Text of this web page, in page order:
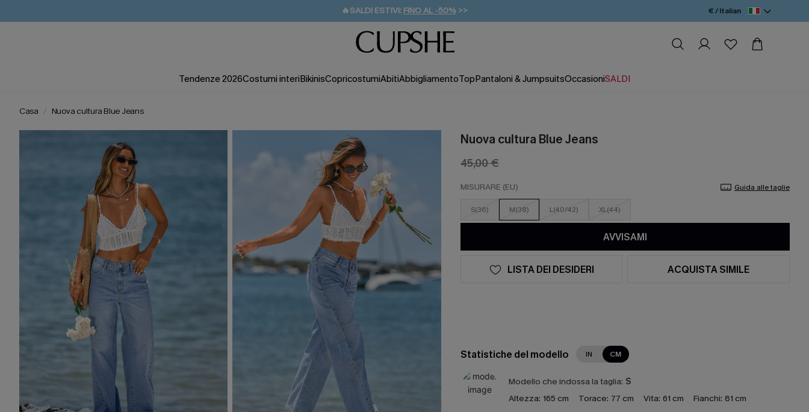
🔥SALDI ESTIVI: FINO AL -50% >>
🚚SPEDIZIONE GRATUITA DA 49€
💌REGALO PER I NUOVI: 20% DI SCONTO*
€ / Italian
Tendenze 2026Costumi interiBikinisCopricostumiAbitiAbbigliamentoTopPantaloni & JumpsuitsOccasioniSALDI
Casa Nuova cultura Blue Jeans
Nuova cultura Blue Jeans
45,00 €
MISURARE (EU) Guida alle taglie
S(36) M(38) L(40/42) XL(44)
AVVISAMI
LISTA DEI DESIDERI ACQUISTA SIMILE
Statistiche del modello IN CM
Modello che indossa la taglia: S
Altezza: 165 cm Torace: 77 cm Vita: 61 cm Fianchi: 81 cm